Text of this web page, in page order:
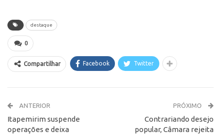
destaque
0
Compartilhar Facebook Twitter
ANTERIOR
Itapemirim suspende
operações e deixa
PRÓXIMO
Contrariando desejo
popular, Câmara rejeita